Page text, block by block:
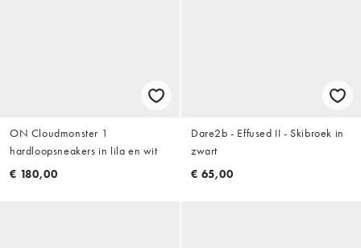
ON Cloudmonster 1
hardloopsneakers in lila en wit
€ 180,00
Dare2b - Effused II - Skibroek in
zwart
€ 65,00